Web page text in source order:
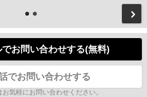
でお問い合わせする(無料)
でお問い合わせする
気軽にお問い合わせください。